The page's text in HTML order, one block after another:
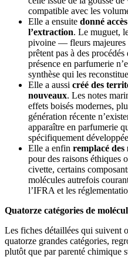
compatible avec les
Elle a ensuite donné
l’extraction. Le muguet,
pivoine — fleurs
prêtent pas à des
présence en parfumerie
synthèse qui les
Elle a aussi créé des
nouveaux. Les notes
effets boisés modernes,
génération récente
apparaître en parfumerie
spécifiquement
Elle a enfin remplacé des
pour des raisons éthiques
civette, certains
molécules autrefois
l’IFRA et les
Quatorze catégories de
Les fiches détaillées qui suivent
quatorze grandes catégories,
plutôt que par parenté chimique